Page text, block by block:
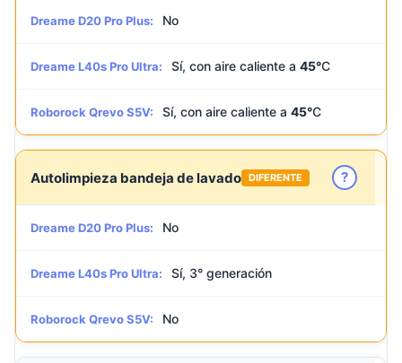
Dreame D20 Pro Plus: No
Dreame L40s Pro Ultra: Sí, con aire caliente a 45°C
Roborock Qrevo S5V: Sí, con aire caliente a 45°C
Autolimpieza bandeja de lavado DIFERENTE ?
Dreame D20 Pro Plus: No
Dreame L40s Pro Ultra: Sí, 3° generación
Roborock Qrevo S5V: No